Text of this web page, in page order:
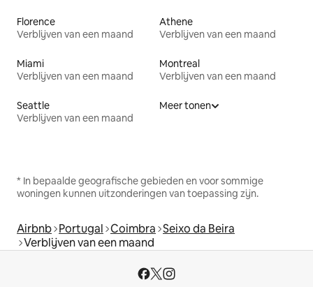
Florence
Verblijven van een maand
Athene
Verblijven van een maand
Miami
Verblijven van een maand
Montreal
Verblijven van een maand
Seattle
Verblijven van een maand
Meer tonen
* In bepaalde geografische gebieden en voor sommige
woningen kunnen uitzonderingen van toepassing zijn.
Airbnb Portugal Coimbra Seixo da Beira
Verblijven van een maand